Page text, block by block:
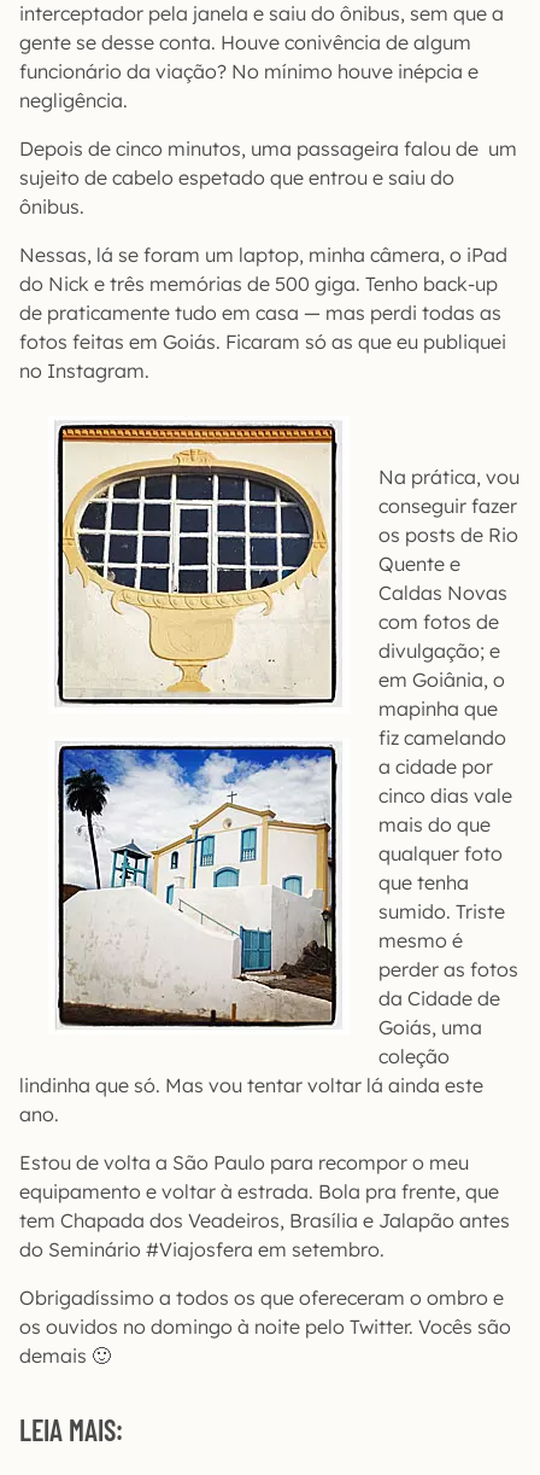
interceptador pela janela e saiu do ônibus, sem que a
gente se desse conta. Houve conivência de algum
funcionário da viação? No mínimo houve inépcia e
negligência.
Depois de cinco minutos, uma passageira falou de um
sujeito de cabelo espetado que entrou e saiu do
ônibus.
Nessas, lá se foram um laptop, minha câmera, o iPad
do Nick e três memórias de 500 giga. Tenho back-up
de praticamente tudo em casa — mas perdi todas as
fotos feitas em Goiás. Ficaram só as que eu publiquei
no Instagram.
Na prática, vou
conseguir fazer
os posts de Rio
Quente e
Caldas Novas
com fotos de
divulgação; e
em Goiânia, o
mapinha que
fiz camelando
a cidade por
cinco dias vale
mais do que
qualquer foto
que tenha
sumido. Triste
mesmo é
perder as fotos
da Cidade de
Goiás, uma
coleção
lindinha que só. Mas vou tentar voltar lá ainda este
ano.
Estou de volta a São Paulo para recompor o meu
equipamento e voltar à estrada. Bola pra frente, que
tem Chapada dos Veadeiros, Brasília e Jalapão antes
do Seminário #Viajosfera em setembro.
Obrigadíssimo a todos os que ofereceram o ombro e
os ouvidos no domingo à noite pelo Twitter. Vocês são
demais 🙂
LEIA MAIS: